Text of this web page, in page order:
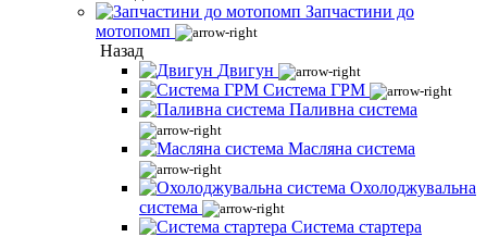
Запчастини до
мотопомп
Назад
Двигун
Система ГРМ
Паливна система
Масляна система
Охолоджувальна
система
Система стартера